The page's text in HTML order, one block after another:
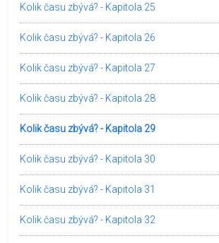
Kolik času zbývá? - Kapitola 25
Kolik času zbývá? - Kapitola 26
Kolik času zbývá? - Kapitola 27
Kolik času zbývá? - Kapitola 28
Kolik času zbývá? - Kapitola 29
Kolik času zbývá? - Kapitola 30
Kolik času zbývá? - Kapitola 31
Kolik času zbývá? - Kapitola 32